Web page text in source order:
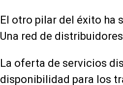
El otro pilar del éxito ha
Una red de
La oferta de servicios
disponibilidad para los